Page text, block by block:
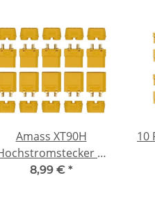
Amass XT90H
&
Buchsen Set 5 Paar |
8,99 € *
10